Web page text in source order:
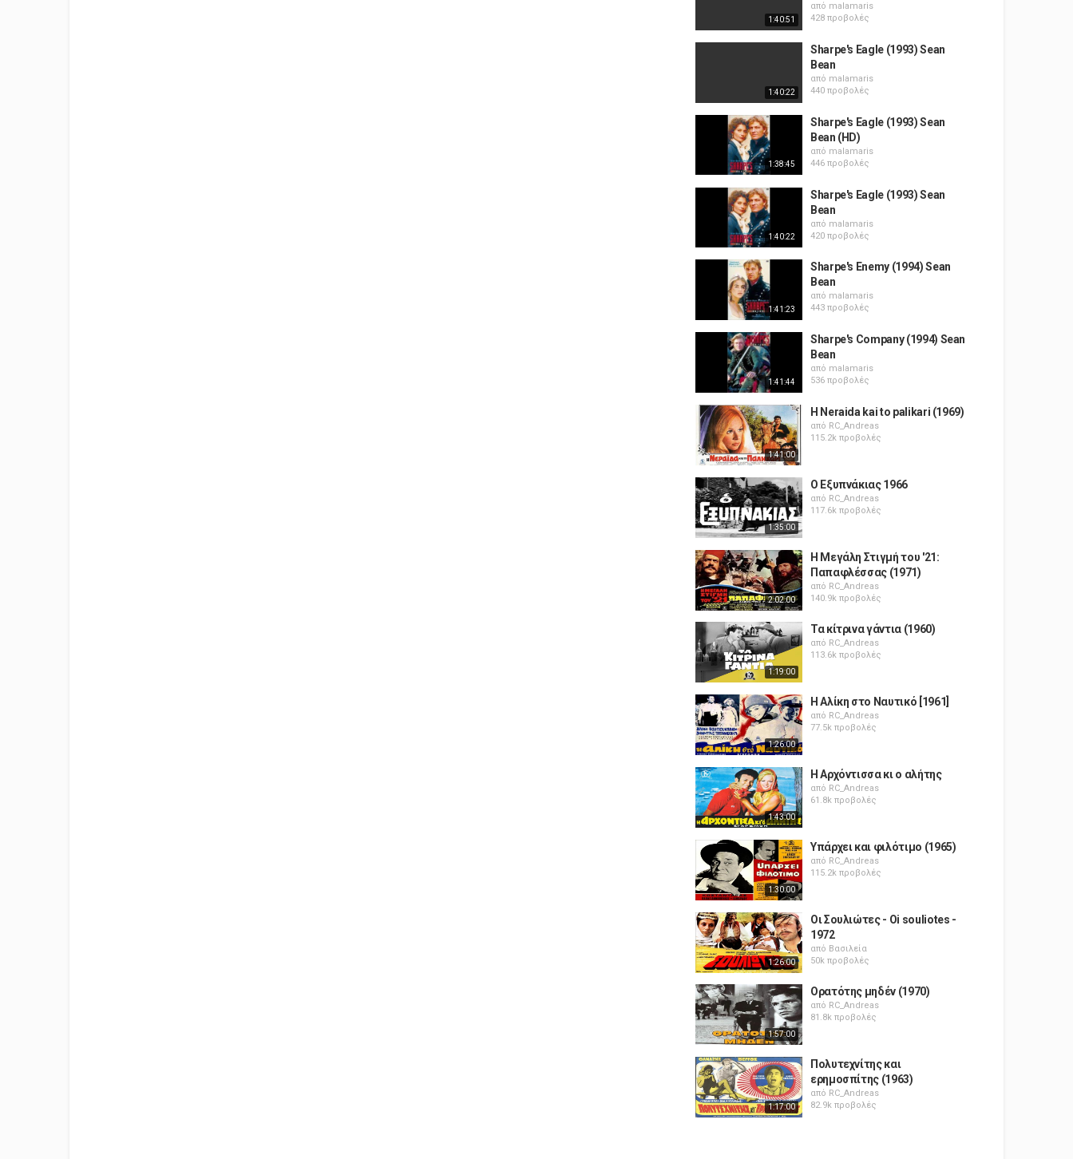
1:40:51
από malamaris
428 προβολές
1:40:22
Sharpe's Eagle (1993) Sean
Bean
από malamaris
440 προβολές
1:38:45
Sharpe's Eagle (1993) Sean
Bean (HD)
από malamaris
446 προβολές
1:40:22
Sharpe's Eagle (1993) Sean
Bean
από malamaris
420 προβολές
1:41:23
Sharpe's Enemy (1994) Sean
Bean
από malamaris
443 προβολές
1:41:44
Sharpe's Company (1994) Sean
Bean
από malamaris
536 προβολές
1:41:00
H Neraida kai to palikari (1969)
από RC_Andreas
115.2k προβολές
1:35:00
Ο Εξυπνάκιας 1966
από RC_Andreas
117.6k προβολές
2:02:00
Η Μεγάλη Στιγμή του '21:
Παπαφλέσσας (1971)
από RC_Andreas
140.9k προβολές
1:19:00
Τα κίτρινα γάντια (1960)
από RC_Andreas
113.6k προβολές
1:26:00
Η Αλίκη στο Ναυτικό [1961]
από RC_Andreas
77.5k προβολές
1:43:00
Η Αρχόντισσα κι ο αλήτης
από RC_Andreas
61.8k προβολές
1:30:00
Υπάρχει και φιλότιμο (1965)
από RC_Andreas
115.2k προβολές
1:26:00
Οι Σουλιώτες - Oi souliotes -
1972
από Βασιλεία
50k προβολές
1:57:00
Ορατότης μηδέν (1970)
από RC_Andreas
81.8k προβολές
1:17:00
Πολυτεχνίτης και
ερημοσπίτης (1963)
από RC_Andreas
82.9k προβολές